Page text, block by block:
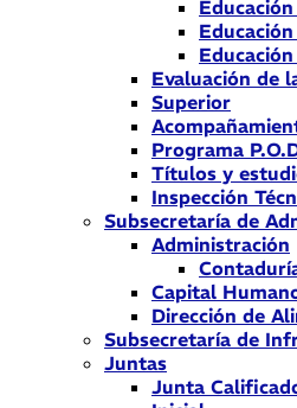
Evaluación de
Superior
Programa
Títulos y
Inspección
Subsecretaría de
Administración
Capital
Dirección de
Subsecretaría de
Juntas
Junta